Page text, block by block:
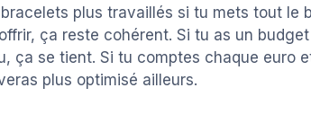
plus travaillés si tu mets tout le
ça reste cohérent. Si tu as un
ça se tient. Si tu comptes chaque euro
plus optimisé ailleurs.